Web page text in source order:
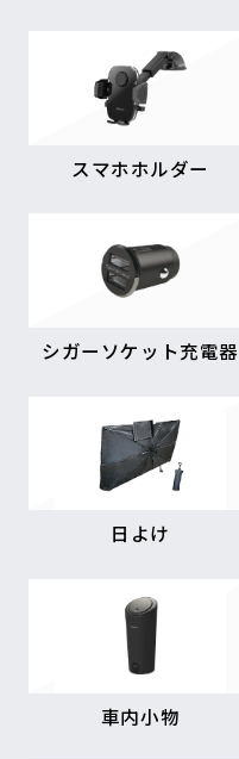
スマホホルダー
シガーソケット充電器
日よけ
車内小物